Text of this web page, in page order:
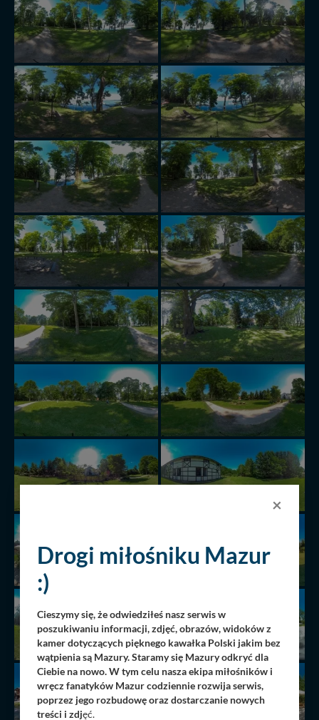
×
Drogi miłośniku Mazur
:)
Cieszymy się, że odwiedziłeś nasz serwis w
poszukiwaniu informacji, zdjęć, obrazów, widoków z
kamer dotyczących pięknego kawałka Polski jakim bez
wątpienia są Mazury. Staramy się Mazury odkryć dla
Ciebie na nowo. W tym celu nasza ekipa miłośników i
wręcz fanatyków Mazur codziennie rozwija serwis,
poprzez jego rozbudowę oraz dostarczanie nowych
treści i zdjęć.